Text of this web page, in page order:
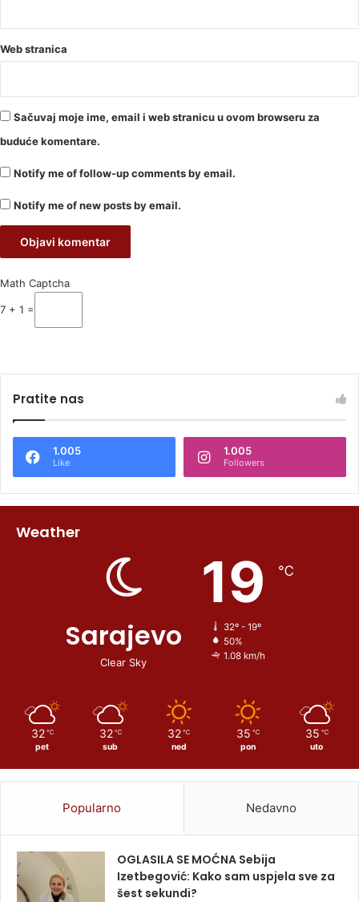
Web stranica
Sačuvaj moje ime, email i web stranicu u ovom browseru za
buduće komentare.
Notify me of follow-up comments by email.
Notify me of new posts by email.
Math Captcha
7 + 1 =
Pratite nas
1.005
Like
1.005
Followers
Weather
Sarajevo
Clear Sky
19 ℃
32º - 19º
50%
1.08 km/h
32 ℃
pet
32 ℃
sub
32 ℃
ned
35 ℃
pon
35 ℃
uto
Popularno Nedavno
OGLASILA SE MOĆNA Sebija
Izetbegović: Kako sam uspjela sve za
šest sekundi?